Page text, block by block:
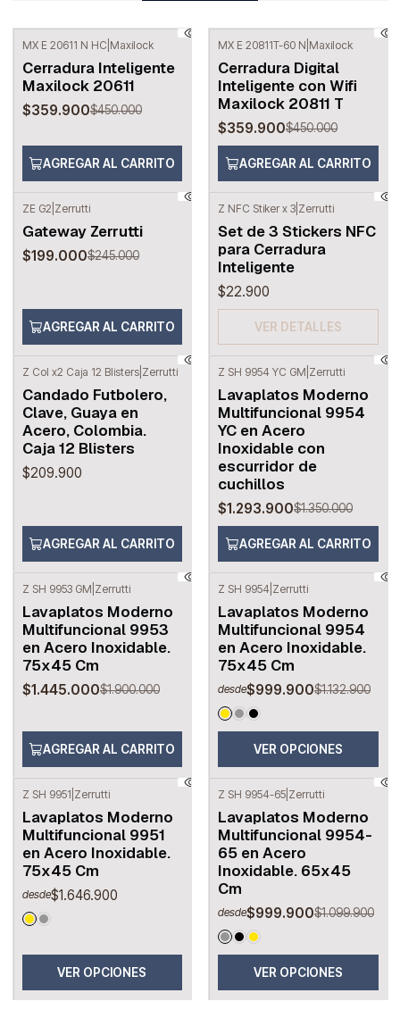
MX E 20611 N HC Maxilock
Cerradura Inteligente
Maxilock 20611
$359.900$450.000
AGREGAR AL CARRITO
MX E 20811T-60 N Maxilock
Cerradura Digital
Inteligente con Wifi
Maxilock 20811 T
$359.900$450.000
AGREGAR AL CARRITO
-19%
ZE G2 Zerrutti
Gateway Zerrutti
$199.000$245.000
AGREGAR AL CARRITO
Z NFC Stiker x 3 Zerrutti
Set de 3 Stickers NFC
para Cerradura
Inteligente
$22.900
VER DETALLES
Z Col x2 Caja 12 Blisters| Zerrutti
Candado Futbolero,
Clave, Guaya en
Acero, Colombia.
Caja 12 Blisters
$209.900
AGREGAR AL CARRITO
Z SH 9954 YC GM Zerrutti
Lavaplatos Moderno
Multifuncional 9954
YC en Acero
Inoxidable con
escurridor de
cuchillos
$1.293.900$1.350.000
AGREGAR AL CARRITO
Z SH 9953 GM Zerrutti
Lavaplatos Moderno
Multifuncional 9953
en Acero Inoxidable.
75x45 Cm
$1.445.000$1.900.000
AGREGAR AL CARRITO
OFF
Z SH 9954 Zerrutti
Lavaplatos Moderno
Multifuncional 9954
en Acero Inoxidable.
75x45 Cm
desde$999.900$1.132.900
VER OPCIONES
Z SH 9951 Zerrutti
Lavaplatos Moderno
Multifuncional 9951
en Acero Inoxidable.
75x45 Cm
desde$1.646.900
VER OPCIONES
Z SH 9954-65 Zerrutti
Lavaplatos Moderno
Multifuncional 9954-
65 en Acero
Inoxidable. 65x45
Cm
desde$999.900$1.099.900
VER OPCIONES